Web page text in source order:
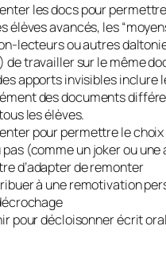
les docs pour
élèves avancés, les
lecteurs ou autres
de travailler sur le même
apports invisibles inclure
des documents
les élèves.
pour permettre le choix
pas (comme un joker ou une
d’adapter de remonter
à une remotivation
pour décloisonner écrit